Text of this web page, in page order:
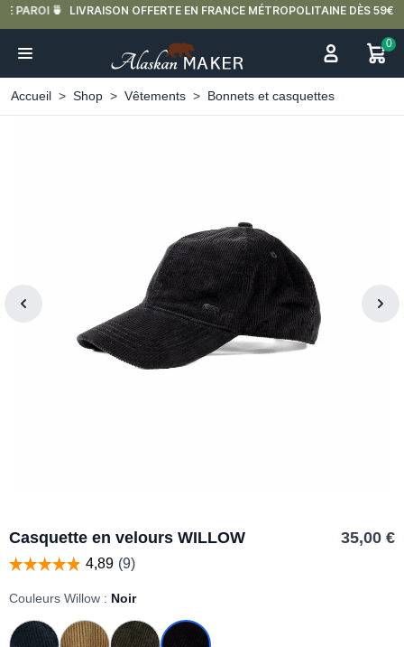
LIVRAISON OFFERTE EN FRANCE MÉTROPOLITAINE DÈS 59€ D'ACHAT.
0
Accueil Shop Vêtements Bonnets et casquettes
Casquette en velours WILLOW 35,00 €
Couleurs Willow : Noir